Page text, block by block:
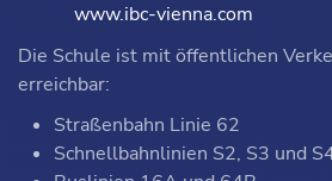
www.ibc-vienna.com
Die Schule ist mit öffentlichen
erreichbar:
Straßenbahn Linie 62
Schnellbahnlinien S2, S3 und